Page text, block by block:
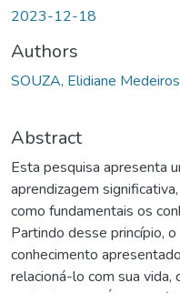
2023-12-18
Authors
SOUZA, Elidiane
Abstract
Esta pesquisa apresenta
aprendizagem
como fundamentais os
Partindo desse princípio,
conhecimento
relacioná-lo com sua vida,